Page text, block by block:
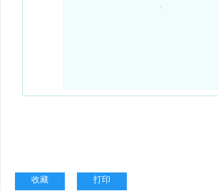
收藏 打印